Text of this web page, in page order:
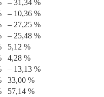
– 31,34 %
– 10,36 %
– 27,25 %
– 25,48 %
5,12 %
4,28 %
– 13,13 %
33,00 %
57,14 %